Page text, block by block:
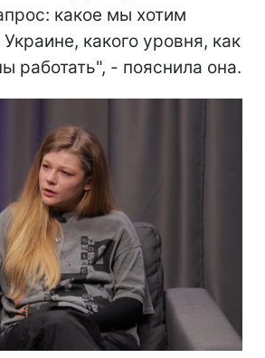
какое мы хотим
какого уровня, как
работать", - пояснила она.